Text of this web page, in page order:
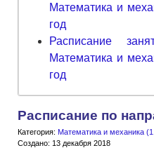
Математика и
год
Расписание
Математика и
год
Расписание по
Категория: Математика и механика
Создано: 13 декабря 2018